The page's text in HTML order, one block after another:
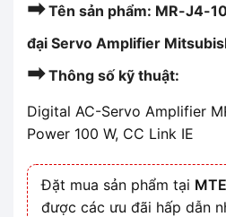
➡Tên sản phẩm: MR-J4-
đại Servo Amplifier
➡Thông số kỹ thuật:
Digital AC-Servo Amplifier
Power 100 W, CC Link IE
Đặt mua sản phẩm tại
được các ưu đãi hấp dẫn